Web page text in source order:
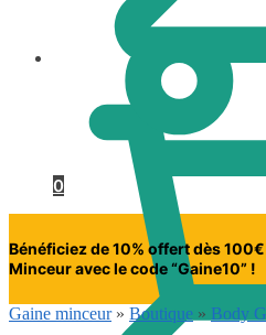
0
Bénéficiez de 10% offert dès
Minceur avec le code “Gaine10” !
Gaine minceur » Boutique » Body